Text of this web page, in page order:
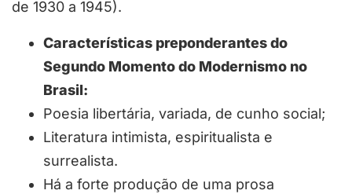
de 1930 a 1945).
Características preponderantes do
Segundo Momento do Modernismo no
Brasil:
Poesia libertária, variada, de cunho social;
Literatura intimista, espiritualista e
surrealista.
Há a forte produção de uma prosa